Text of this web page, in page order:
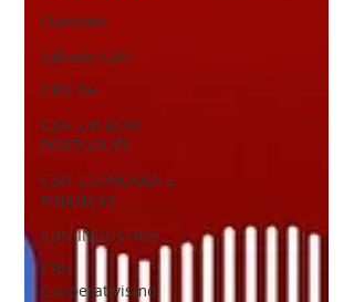
Operário
Sábado CBN
CBN RH
CBN EM BOM
PORTUGUÊS
CBN ECONOMIA E
FINANÇAS
CBN INDÚSTRIA
CBN
Cooperativismo